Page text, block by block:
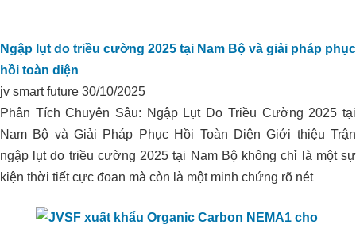
Ngập lụt do triều cường 2025 tại Nam Bộ và giải pháp phục
hồi toàn diện
jv smart future 30/10/2025
Phân Tích Chuyên Sâu: Ngập Lụt Do Triều Cường 2025 tại
Nam Bộ và Giải Pháp Phục Hồi Toàn Diện Giới thiệu Trận
ngập lụt do triều cường 2025 tại Nam Bộ không chỉ là một sự
kiện thời tiết cực đoan mà còn là một minh chứng rõ nét